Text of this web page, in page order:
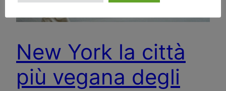
New York la città
più vegana degli